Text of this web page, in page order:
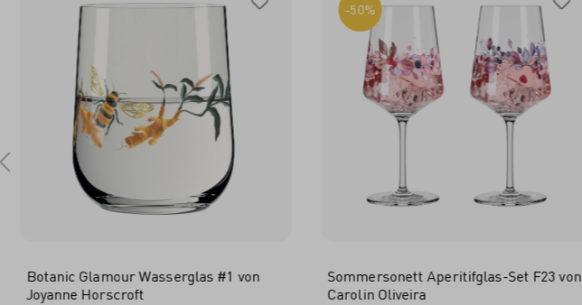
Botanic Glamour Wasserglas #1 von
Joyanne Horscroft
-50%
Sommersonett Aperitifglas-Set F23 von
Carolin Oliveira